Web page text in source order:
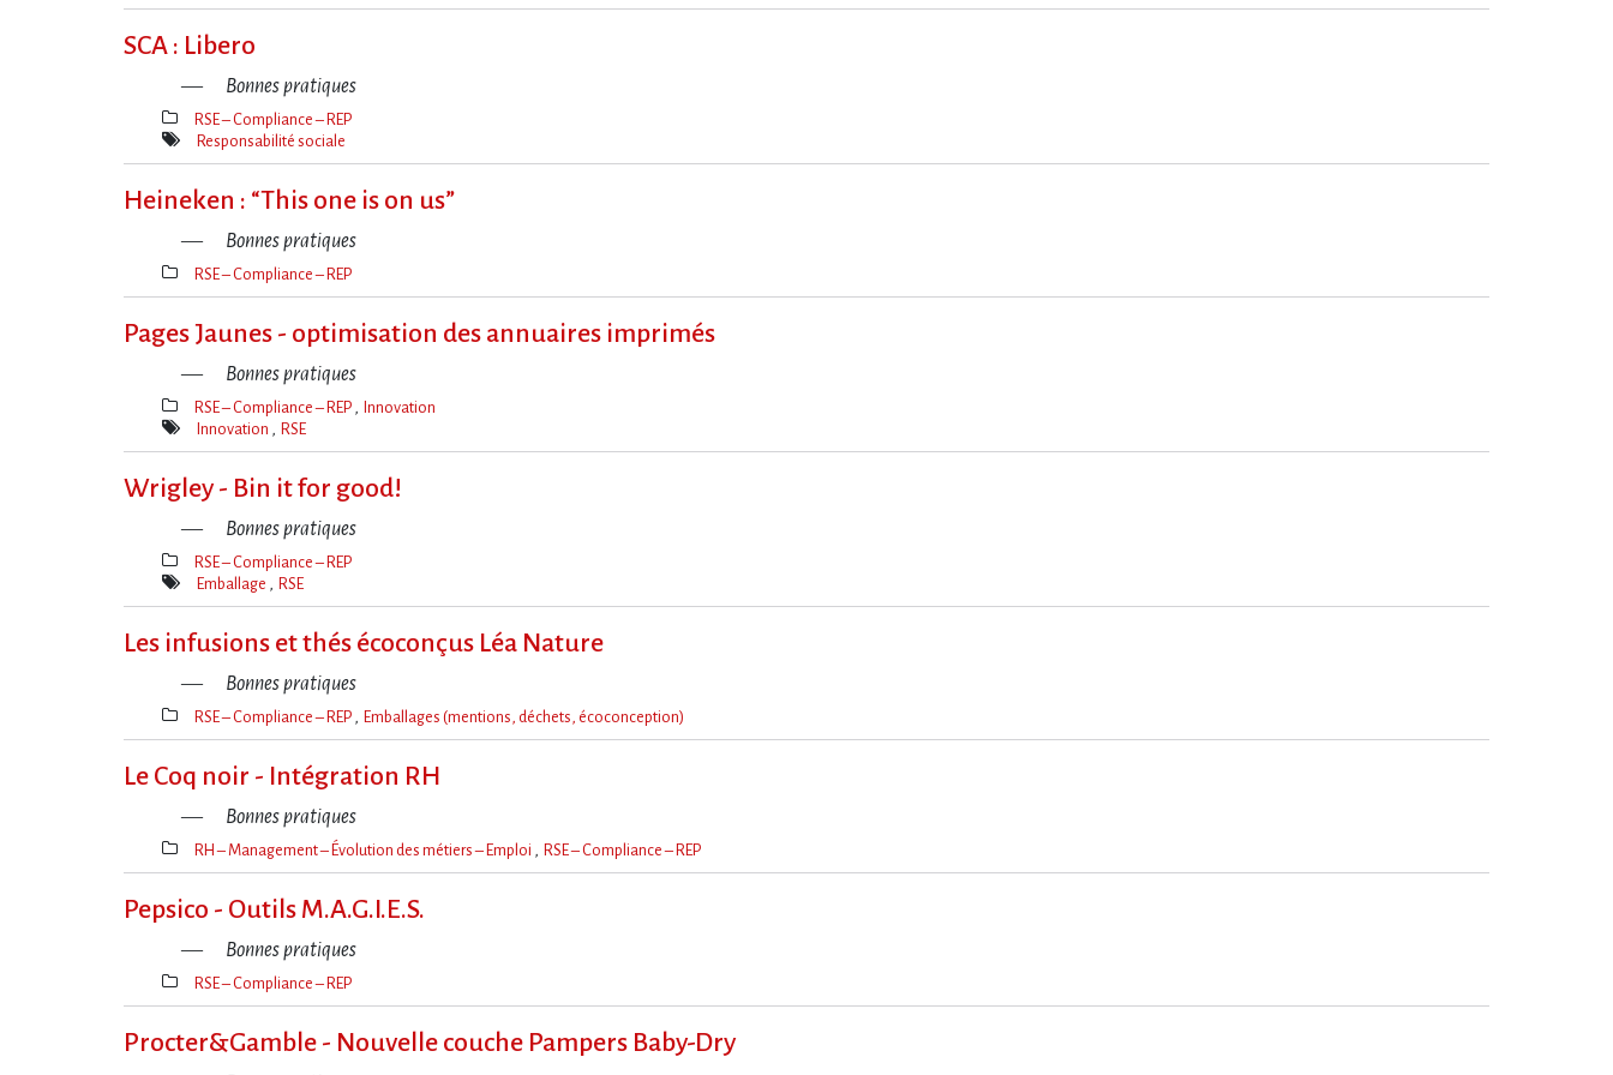
Mot(s)-
SCA : Libero
Bonnes pratiques
Thèmes(s)
RSE – Compliance – REP
Mot(s)-
Responsabilité sociale
Heineken : “This one is on us”
Bonnes pratiques
Thèmes(s)
RSE – Compliance – REP
Pages Jaunes - optimisation des annuaires imprimés
Bonnes pratiques
Thèmes(s)
RSE – Compliance – REP Innovation
Mot(s)-
Innovation RSE
Wrigley - Bin it for good!
Bonnes pratiques
Thèmes(s)
RSE – Compliance – REP
Mot(s)-
Emballage RSE
Les infusions et thés écoconçus Léa Nature
Bonnes pratiques
Thèmes(s)
RSE – Compliance – REP Emballages (mentions, déchets, écoconception)
Le Coq noir - Intégration RH
Bonnes pratiques
Thèmes(s)
RH – Management – Évolution des métiers – Emploi RSE – Compliance – REP
Pepsico - Outils M.A.G.I.E.S.
Bonnes pratiques
Thèmes(s)
RSE – Compliance – REP
Procter&Gamble - Nouvelle couche Pampers Baby-Dry